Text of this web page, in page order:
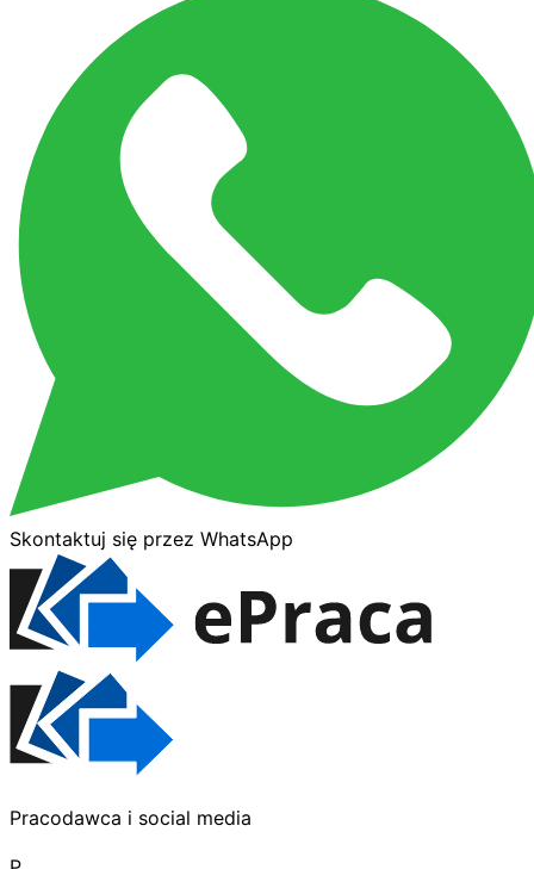
Skontaktuj się przez WhatsApp
Pracodawca i social media